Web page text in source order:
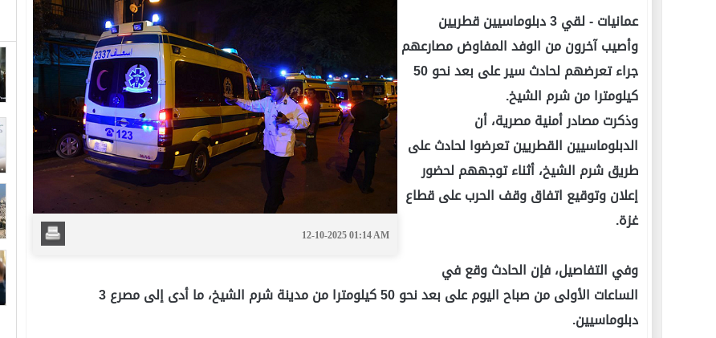
12-10-2025 01:14 AM
عمانيات -
لقي 3 دبلوماسيين قطريين
وأصيب آخرون من الوفد المفاوض مصارعهم
جراء تعرضهم لحادث سير على بعد نحو 50
كيلومترا من شرم الشيخ.
وذكرت مصادر أمنية مصرية، أن
الدبلوماسيين القطريين تعرضوا لحادث على
طريق شرم الشيخ، أثناء توجههم لحضور
إعلان وتوقيع اتفاق وقف الحرب على قطاع
غزة.
وفي التفاصيل، فإن الحادث وقع في
الساعات الأولى من صباح اليوم على بعد نحو 50 كيلومترا من مدينة شرم الشيخ، ما أدى إلى مصرع 3
دبلوماسيين.